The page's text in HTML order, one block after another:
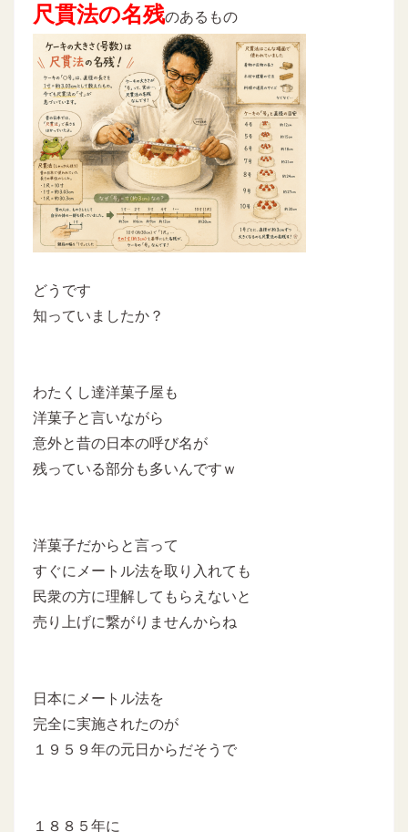
尺貫法の名残のあるもの
どうです
知っていましたか？
わたくし達洋菓子屋も
洋菓子と言いながら
意外と昔の日本の呼び名が
残っている部分も多いんですｗ
洋菓子だからと言って
すぐにメートル法を取り入れても
民衆の方に理解してもらえないと
売り上げに繋がりませんからね
日本にメートル法を
完全に実施されたのが
１９５９年の元日からだそうで
１８８５年に